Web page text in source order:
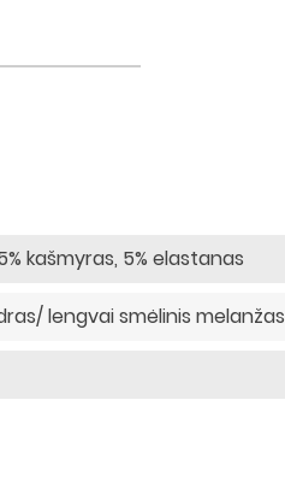
kašmyras, 5% elastanas
lengvai smėlinis melanžas